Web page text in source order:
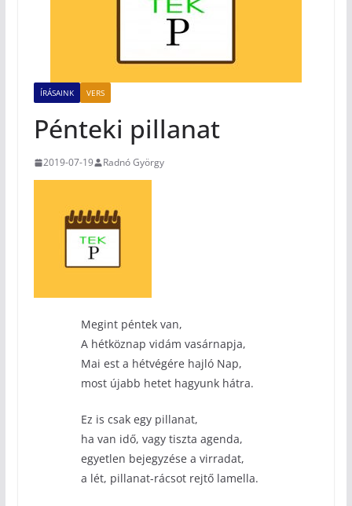
ÍRÁSAINK VERS
Pénteki pillanat
2019-07-19 Radnó György
Megint péntek van,
A hétköznap vidám vasárnapja,
Mai est a hétvégére hajló Nap,
most újabb hetet hagyunk hátra.
Ez is csak egy pillanat,
ha van idő, vagy tiszta agenda,
egyetlen bejegyzése a virradat,
a lét, pillanat-rácsot rejtő lamella.